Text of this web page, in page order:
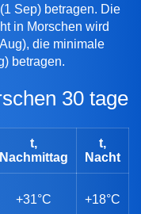
Sep) betragen. Die
in Morschen wird
die minimale
betragen.
30 tage
t,
Nachmittag
t,
Nacht
+31°C +18°C